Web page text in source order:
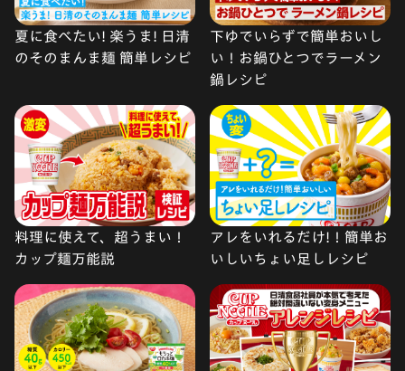
夏に食べたい! 楽うま! 日清
のそのまんま麺 簡単レシピ
下ゆでいらずで簡単おいし
い！お鍋ひとつでラーメン
鍋レシピ
料理に使えて、超うまい！
カップ麺万能説
アレをいれるだけ!！簡単お
いしいちょい足しレシピ